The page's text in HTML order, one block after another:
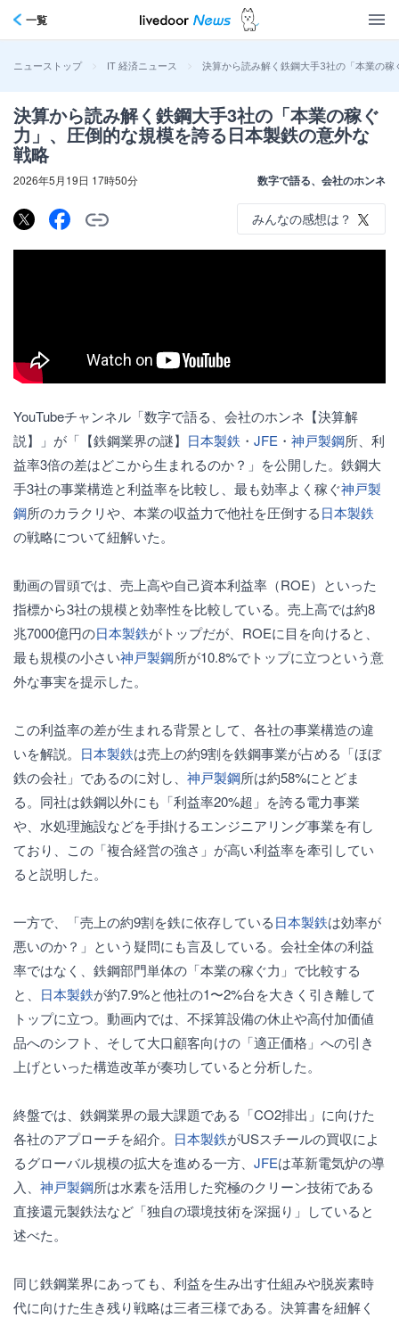
一覧
ニューストップ > IT 経済ニュース > 決算から読み解く鉄鋼大手3社の「本業の
決算から読み解く鉄鋼大手3社の「本業の稼ぐ
力」、圧倒的な規模を誇る日本製鉄の意外な
戦略
2026年5月19日 17時50分 数字で語る、会社のホンネ
みんなの感想は？
YouTubeチャンネル「数字で語る、会社のホンネ【決算解
説】」が「【鉄鋼業界の謎】 日本製鉄 ・ JFE ・ 神戸製鋼所、利
益率3倍の差はどこから生まれるのか？」を公開した。鉄鋼大
手3社の事業構造と利益率を比較し、最も効率よく稼ぐ神戸製
鋼所のカラクリや、本業の収益力で他社を圧倒する日本製鉄
の戦略について紐解いた。
動画の冒頭では、売上高や自己資本利益率（ROE）といった
指標から3社の規模と効率性を比較している。売上高では約8
兆7000億円の日本製鉄がトップだが、ROEに目を向けると、
最も規模の小さい神戸製鋼所が10.8%でトップに立つという意
外な事実を提示した。
この利益率の差が生まれる背景として、各社の事業構造の違
いを解説。 日本製鉄は売上の約9割を鉄鋼事業が占める「ほぼ
鉄の会社」であるのに対し、 神戸製鋼所は約58%にとどま
る。同社は鉄鋼以外にも「利益率20%超」を誇る電力事業
や、水処理施設などを手掛けるエンジニアリング事業を有し
ており、この「複合経営の強さ」が高い利益率を牽引してい
ると説明した。
一方で、「売上の約9割を鉄に依存している日本製鉄は効率が
悪いのか？」という疑問にも言及している。会社全体の利益
率ではなく、鉄鋼部門単体の「本業の稼ぐ力」で比較する
と、 日本製鉄が約7.9%と他社の1〜2%台を大きく引き離して
トップに立つ。動画内では、不採算設備の休止や高付加価値
品へのシフト、そして大口顧客向けの「適正価格」への引き
上げといった構造改革が奏功していると分析した。
終盤では、鉄鋼業界の最大課題である「CO2排出」に向けた
各社のアプローチを紹介。 日本製鉄がUSスチールの買収によ
るグローバル規模の拡大を進める一方、 JFEは革新電気炉の導
入、 神戸製鋼所は水素を活用した究極のクリーン技術である
直接還元製鉄法など「独自の環境技術を深掘り」していると
述べた。
同じ鉄鋼業界にあっても、利益を生み出す仕組みや脱炭素時
代に向けた生き残り戦略は三者三様である。決算書を紐解く